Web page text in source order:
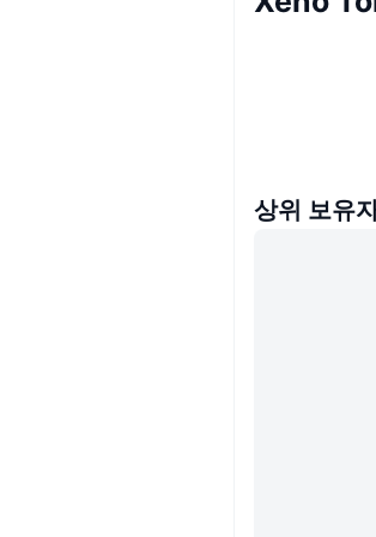
상위 보유